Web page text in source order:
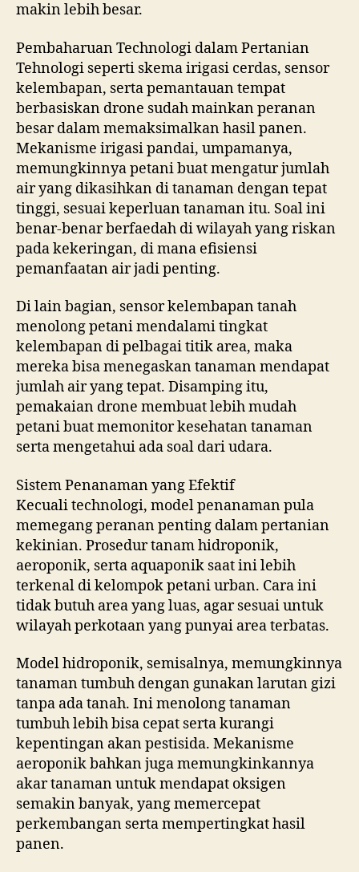
makin lebih besar.
Pembaharuan Technologi dalam Pertanian
Tehnologi seperti skema irigasi cerdas, sensor
kelembapan, serta pemantauan tempat
berbasiskan drone sudah mainkan peranan
besar dalam memaksimalkan hasil panen.
Mekanisme irigasi pandai, umpamanya,
memungkinnya petani buat mengatur jumlah
air yang dikasihkan di tanaman dengan tepat
tinggi, sesuai keperluan tanaman itu. Soal ini
benar-benar berfaedah di wilayah yang riskan
pada kekeringan, di mana efisiensi
pemanfaatan air jadi penting.
Di lain bagian, sensor kelembapan tanah
menolong petani mendalami tingkat
kelembapan di pelbagai titik area, maka
mereka bisa menegaskan tanaman mendapat
jumlah air yang tepat. Disamping itu,
pemakaian drone membuat lebih mudah
petani buat memonitor kesehatan tanaman
serta mengetahui ada soal dari udara.
Sistem Penanaman yang Efektif
Kecuali technologi, model penanaman pula
memegang peranan penting dalam pertanian
kekinian. Prosedur tanam hidroponik,
aeroponik, serta aquaponik saat ini lebih
terkenal di kelompok petani urban. Cara ini
tidak butuh area yang luas, agar sesuai untuk
wilayah perkotaan yang punyai area terbatas.
Model hidroponik, semisalnya, memungkinnya
tanaman tumbuh dengan gunakan larutan gizi
tanpa ada tanah. Ini menolong tanaman
tumbuh lebih bisa cepat serta kurangi
kepentingan akan pestisida. Mekanisme
aeroponik bahkan juga memungkinkannya
akar tanaman untuk mendapat oksigen
semakin banyak, yang memercepat
perkembangan serta mempertingkat hasil
panen.